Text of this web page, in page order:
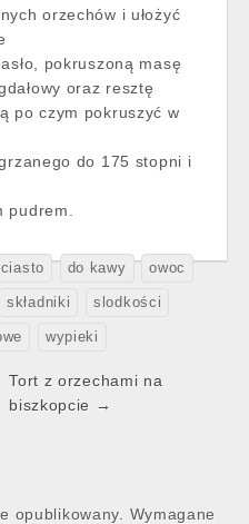
orzechów i ułożyć
pokruszoną masę
oraz resztę
po czym pokruszyć w
do 175 stopni i
pudrem.
ciasto do kawy owoc
składniki slodkości
wypieki
Tort z orzechami na
biszkopcie →
opublikowany.
Wymagane